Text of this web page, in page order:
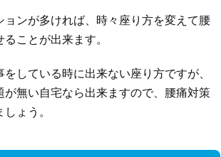
ョンが多ければ、時々座り方を変えて腰
ことが出来ます。
している時に出来ない座り方ですが、
が無い自宅なら出来ますので、腰痛対策
ょう。